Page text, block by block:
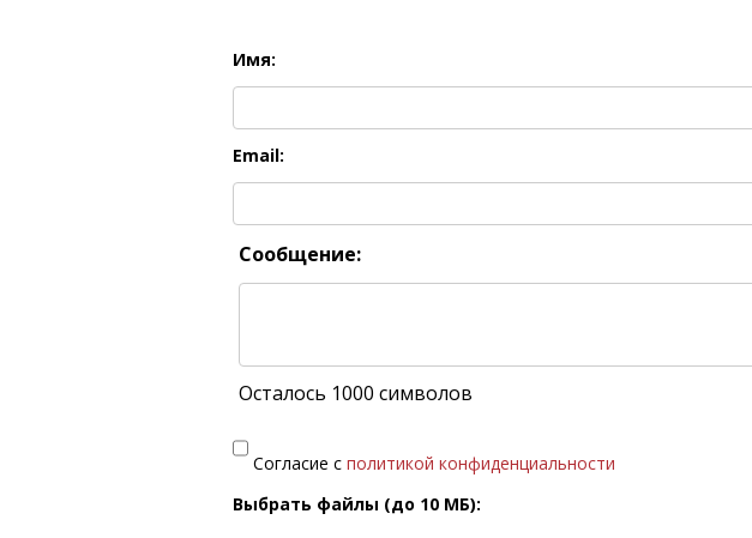
Имя:
Email:
Сообщение:
Осталось 1000 символов
Согласие сполитикой конфиденциальности
Выбрать файлы (до 10 МБ):